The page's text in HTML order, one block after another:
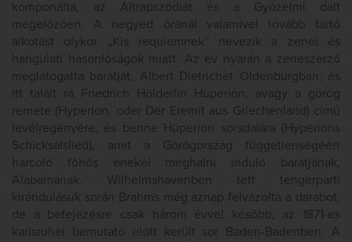
komponálta, az Altrapszódiát és a Győzelmi dalt
megelőzően. A negyed óránál valamivel tovább tartó
alkotást olykor „Kis requiemnek” nevezik a zenei és
hangulati hasonlóságok miatt. Az év nyarán a zeneszerző
meglátogatta barátját, Albert Dietrichet Oldenburgban, és
itt talált rá Friedrich Hölderlin Hüperion, avagy a görög
remete (Hyperion, oder Der Eremit aus Griechenland) című
levélregényére, és benne Hüperion sorsdalára (Hyperions
Schicksalslied), amit a Görögország függetlenségéért
harcoló főhős énekel meghalni induló barátjának,
Alabamának. Wilhelmshavenben tett tengerparti
kirándulásuk során Brahms még aznap felvázolta a darabot,
de a befejezésre csak három évvel később, az 1871-es
karlsruhei bemutató előtt került sor Baden-Badenben. A